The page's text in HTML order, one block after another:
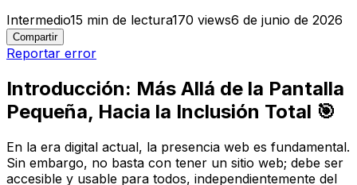
Intermedio15 min de lectura170 views6 de junio de 2026
Compartir
Reportar error
Introducción: Más Allá de la Pantalla
Pequeña, Hacia la Inclusión Total 🎯
En la era digital actual, la presencia web es fundamental.
Sin embargo, no basta con tener un sitio web; debe ser
accesible y usable para todos, independientemente del